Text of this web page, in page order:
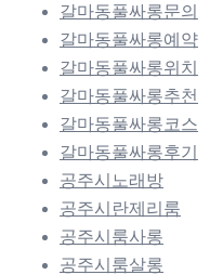
갈마동풀싸롱문의
갈마동풀싸롱예약
갈마동풀싸롱위치
갈마동풀싸롱추천
갈마동풀싸롱코스
갈마동풀싸롱후기
공주시노래방
공주시란제리룸
공주시룸사롱
공주시룸살롱